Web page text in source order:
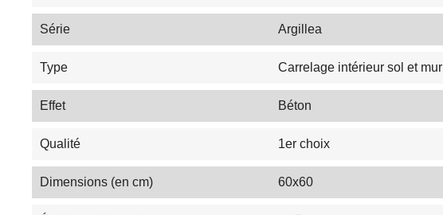
Série Argillea
Type Carrelage intérieur sol et mur
Effet Béton
Qualité 1er choix
Dimensions (en cm) 60x60